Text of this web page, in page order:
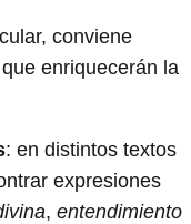
conviene
enriquecerán la
: en distintos textos
expresiones
, entendimiento